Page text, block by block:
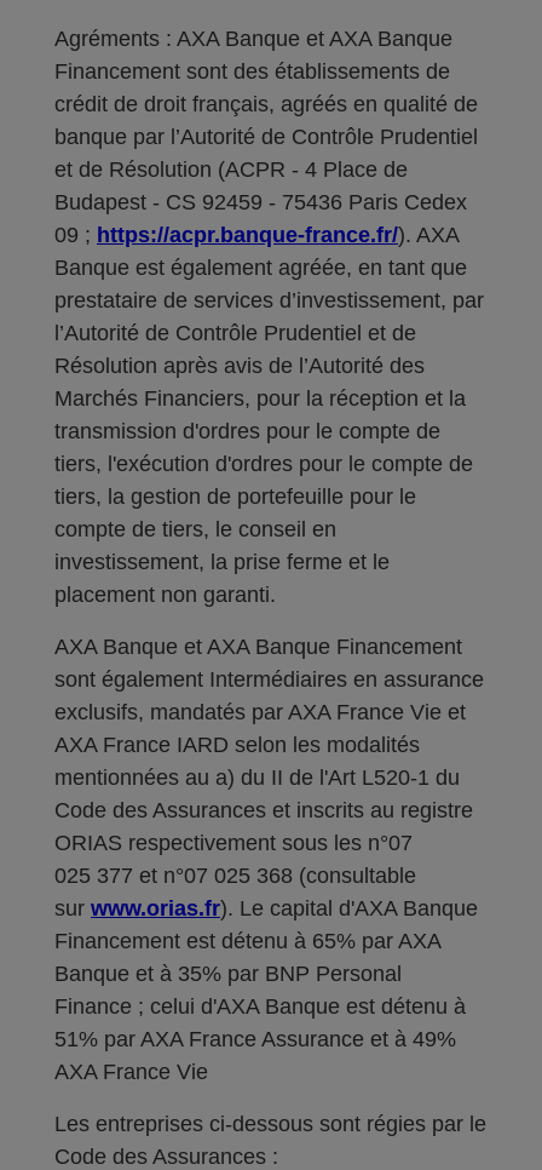
Agréments : AXA Banque et AXA Banque
Financement sont des établissements de
crédit de droit français, agréés en qualité de
banque par l’Autorité de Contrôle Prudentiel
et de Résolution (ACPR - 4 Place de
Budapest - CS 92459 - 75436 Paris Cedex
09 ; https://acpr.banque-france.fr/). AXA
Banque est également agréée, en tant que
prestataire de services d’investissement, par
l’Autorité de Contrôle Prudentiel et de
Résolution après avis de l’Autorité des
Marchés Financiers, pour la réception et la
transmission d'ordres pour le compte de
tiers, l'exécution d'ordres pour le compte de
tiers, la gestion de portefeuille pour le
compte de tiers, le conseil en
investissement, la prise ferme et le
placement non garanti.
AXA Banque et AXA Banque Financement
sont également Intermédiaires en assurance
exclusifs, mandatés par AXA France Vie et
AXA France IARD selon les modalités
mentionnées au a) du II de l'Art L520-1 du
Code des Assurances et inscrits au registre
ORIAS respectivement sous les n°07
025 377 et n°07 025 368 (consultable
sur www.orias.fr). Le capital d'AXA Banque
Financement est détenu à 65% par AXA
Banque et à 35% par BNP Personal
Finance ; celui d'AXA Banque est détenu à
51% par AXA France Assurance et à 49%
AXA France Vie
Les entreprises ci-dessous sont régies par le
Code des Assurances :